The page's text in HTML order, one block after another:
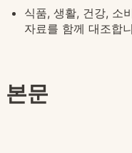
식품, 생활, 건강, 소
자료를 함께 대조합
본문